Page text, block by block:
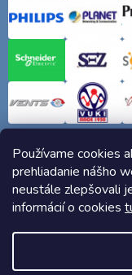
Používame cookies
prehliadanie nášho
neustále zlepšovali
informácií o cookies
Copyright 2026